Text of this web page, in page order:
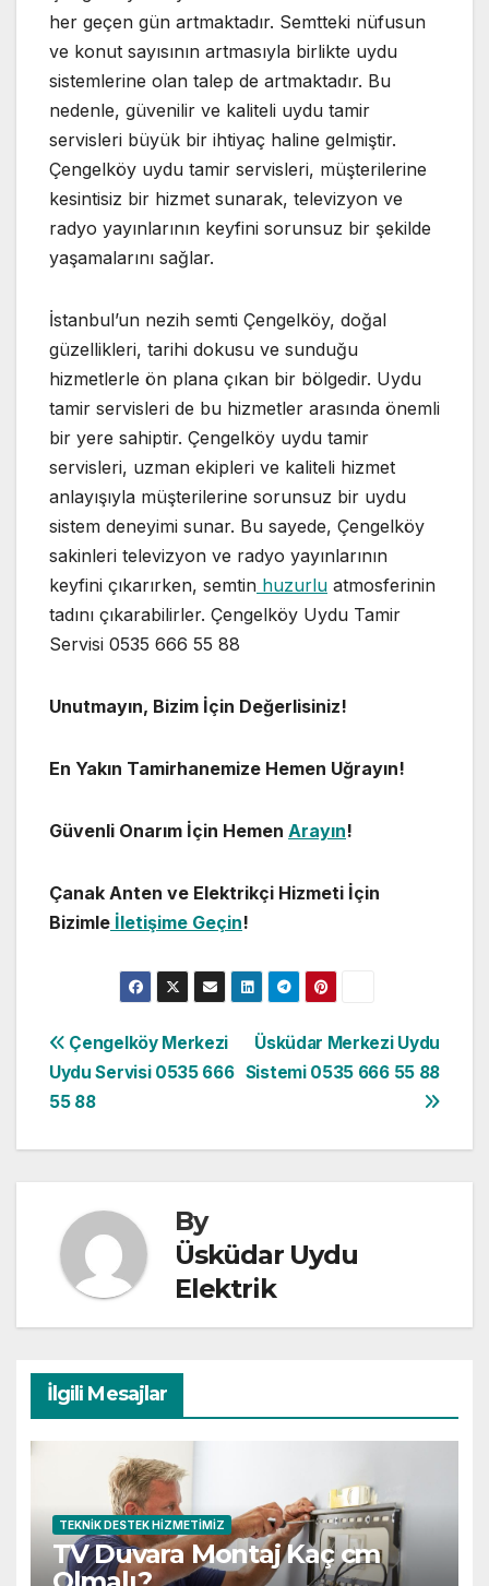
her geçen gün artmaktadır. Semtteki nüfusun
ve konut sayısının artmasıyla birlikte uydu
sistemlerine olan talep de artmaktadır. Bu
nedenle, güvenilir ve kaliteli uydu tamir
servisleri büyük bir ihtiyaç haline gelmiştir.
Çengelköy uydu tamir servisleri, müşterilerine
kesintisiz bir hizmet sunarak, televizyon ve
radyo yayınlarının keyfini sorunsuz bir şekilde
yaşamalarını sağlar.
İstanbul’un nezih semti Çengelköy, doğal
güzellikleri, tarihi dokusu ve sunduğu
hizmetlerle ön plana çıkan bir bölgedir. Uydu
tamir servisleri de bu hizmetler arasında önemli
bir yere sahiptir. Çengelköy uydu tamir
servisleri, uzman ekipleri ve kaliteli hizmet
anlayışıyla müşterilerine sorunsuz bir uydu
sistem deneyimi sunar. Bu sayede, Çengelköy
sakinleri televizyon ve radyo yayınlarının
keyfini çıkarırken, semtin huzurlu atmosferinin
tadını çıkarabilirler. Çengelköy Uydu Tamir
Servisi 0535 666 55 88
Unutmayın, Bizim İçin Değerlisiniz!
En Yakın Tamirhanemize Hemen Uğrayın!
Güvenli Onarım İçin Hemen Arayın!
Çanak Anten ve Elektrikçi Hizmeti İçin
Bizimle İletişime Geçin!
Yazı
gezinmesi
Üsküdar Merkezi Uydu
Sistemi 0535 666 55 88
Çengelköy Merkezi
Uydu Servisi 0535 666
55 88
By
Üsküdar Uydu
Elektrik
İlgili Mesajlar
TEKNIK DESTEK HIZMETIMIZ
TV Duvara Montaj Kaç cm